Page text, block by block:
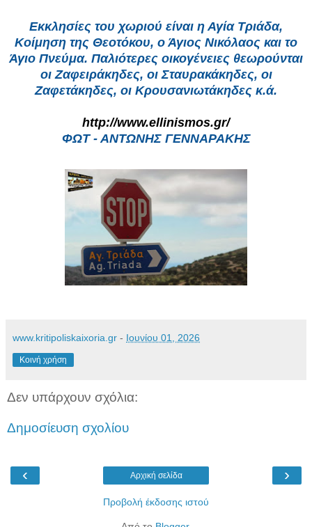
Εκκλησίες του χωριού είναι η Αγία Τριάδα,
Κοίμηση της Θεοτόκου, ο Άγιος Νικό­λαος και το
Άγιο Πνεύμα. Παλιότερες οικογένειες θεωρούνται
οι Ζαφειράκηδες, οι Σταυρακάκηδες, οι
Ζαφετάκηδες, οι Κρουσανιωτάκηδες κ.ά.
http://www.ellinismos.gr/
ΦΩΤ - ΑΝΤΩΝΗΣ ΓΕΝΝΑΡΑΚΗΣ
www.kritipoliskaixoria.gr - Ιουνίου 01, 2026
Κοινή χρήση
Δεν υπάρχουν σχόλια:
Δημοσίευση σχολίου
‹ ›
Αρχική σελίδα
Προβολή έκδοσης ιστού